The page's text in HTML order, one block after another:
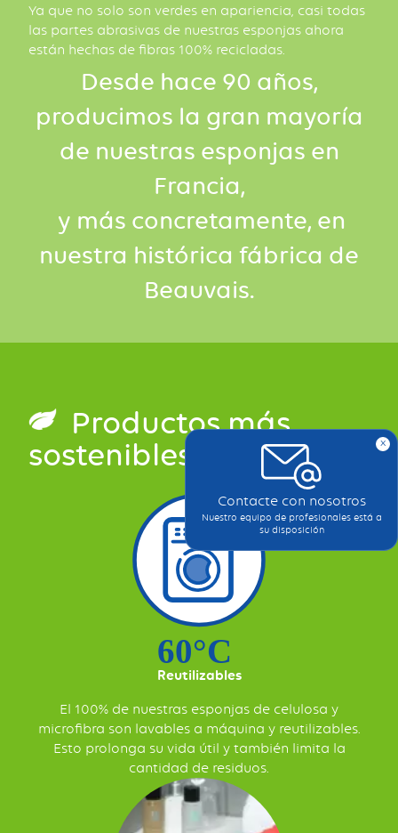
Ya que no solo son verdes en apariencia, casi todas
las partes abrasivas de nuestras esponjas ahora
están hechas de fibras 100% recicladas.
Desde hace 90 años,
producimos la gran mayoría
de nuestras esponjas en
Francia,
y más concretamente, en
nuestra histórica fábrica de
Beauvais.
Productos más
sostenibles
Reutilizables
El 100% de nuestras esponjas de celulosa y
microfibra son lavables a máquina y reutilizables.
Esto prolonga su vida útil y también limita la
cantidad de residuos.
x
Contacte con nosotros
Nuestro equipo de profesionales está a
su disposición